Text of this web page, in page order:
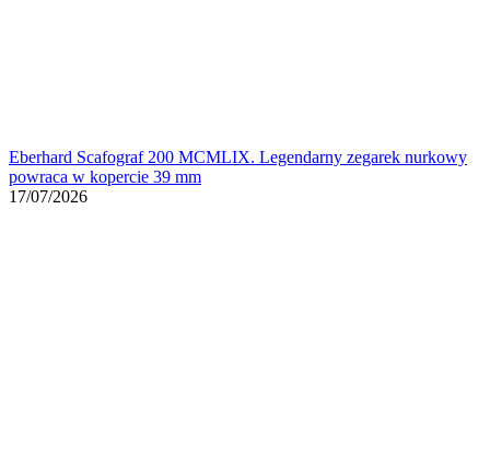
Eberhard Scafograf 200 MCMLIX. Legendarny zegarek nurkowy
powraca w kopercie 39 mm
17/07/2026